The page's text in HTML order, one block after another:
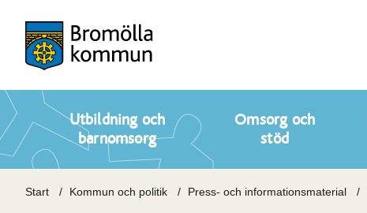
Utbildning och
barnomsorg
Omsorg och
stöd
Start Kommun och politik Press- och informationsmaterial